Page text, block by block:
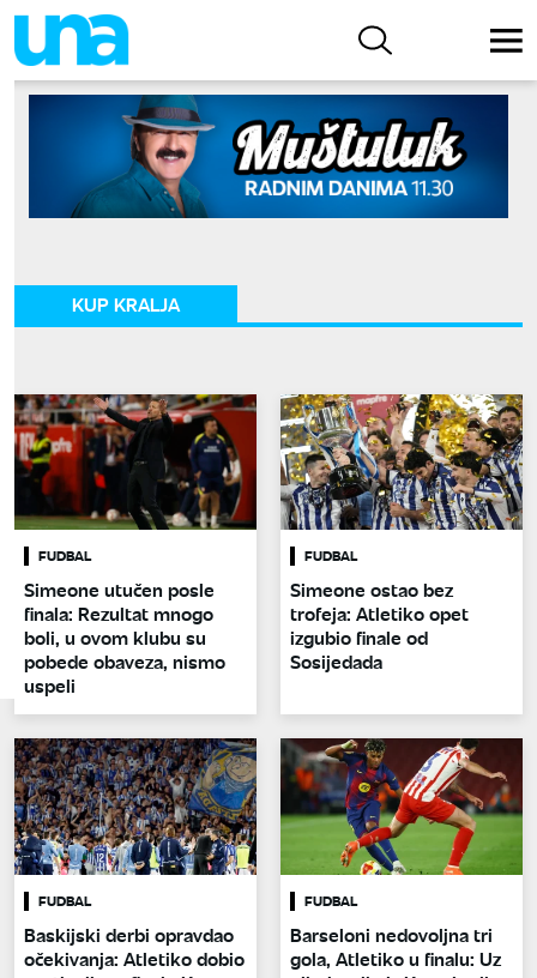
KUP KRALJA
FUDBAL
Simeone utučen posle
finala: Rezultat mnogo
boli, u ovom klubu su
pobede obaveza, nismo
uspeli
FUDBAL
Simeone ostao bez
trofeja: Atletiko opet
izgubio finale od
Sosijedada
FUDBAL
Baskijski derbi opravdao
očekivanja: Atletiko dobio
FUDBAL
Barseloni nedovoljna tri
gola, Atletiko u finalu: Uz